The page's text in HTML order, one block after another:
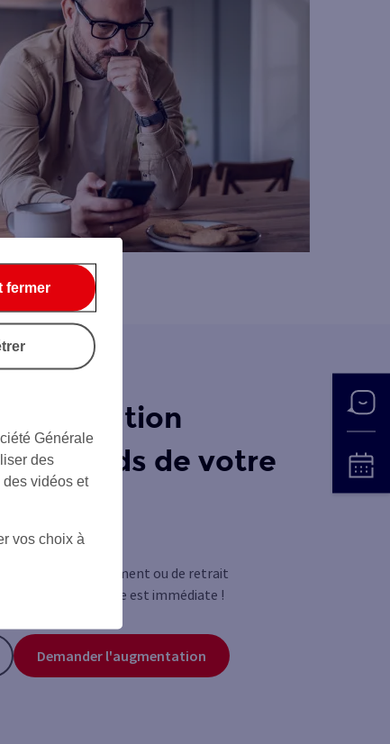
plafonds de votre
?
de paiement ou de retrait
La prise en compte est immédiate !
Demander l'augmentation
Générale
des
des vidéos et
vos choix à
fermer